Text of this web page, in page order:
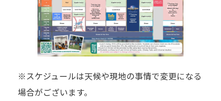
※スケジュールは天候や現地の事情で変更になる
場合がございます。